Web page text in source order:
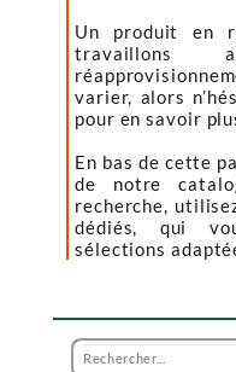
Un produit en
travaillons
varier, alors
pour en savoir
En bas de cette
de notre
recherche,
dédiés, qui
sélections